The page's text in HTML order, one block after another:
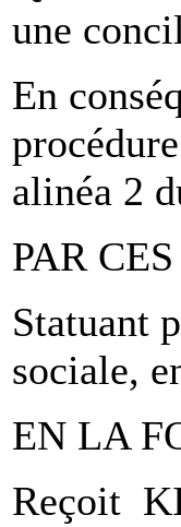
une
En
alinéa 2
PAR
Statuant
sociale,
EN LA
Reçoit